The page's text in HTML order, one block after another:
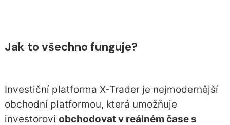
Jak to všechno funguje?
Investiční platforma X-Trader je nejmodernější
obchodní platformou, která umožňuje
investorovi obchodovat v reálném čase s